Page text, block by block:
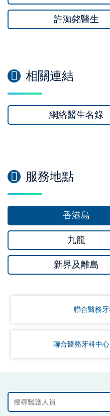
許洳銘醫生
相關連結
網絡醫生名錄
服務地點
香港島
九龍
新界及離島
聯合醫務
聯合醫務牙科中